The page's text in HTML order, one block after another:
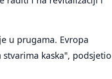
u prugama. Evropa
kaska", podsjetio